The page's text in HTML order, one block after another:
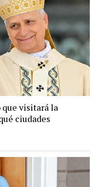
visitará la
ciudades